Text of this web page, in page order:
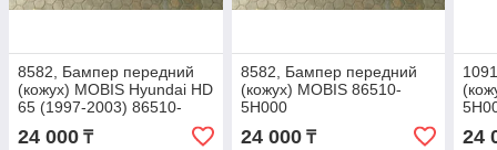
8582, Бампер передний
(кожух) MOBIS Hyundai HD
65 (1997-2003) 86510-
24 000 ₸
8582, Бампер передний
(кожух) MOBIS 86510-
5H000
24 000₸ 24